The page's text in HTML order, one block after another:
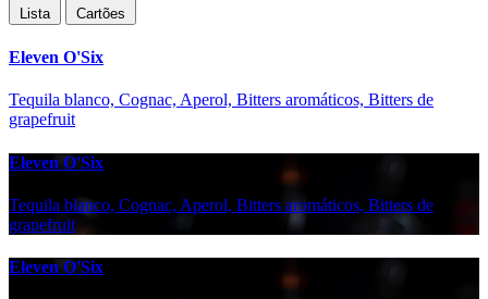
Lista Cartões
Eleven O'Six
Tequila blanco, Cognac, Aperol, Bitters aromáticos, Bitters de
grapefruit
Eleven O'Six
Tequila blanco, Cognac, Aperol, Bitters aromáticos, Bitters de
grapefruit
Eleven O'Six